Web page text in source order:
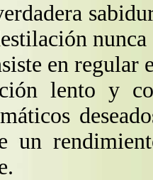
en regular
lento y
un